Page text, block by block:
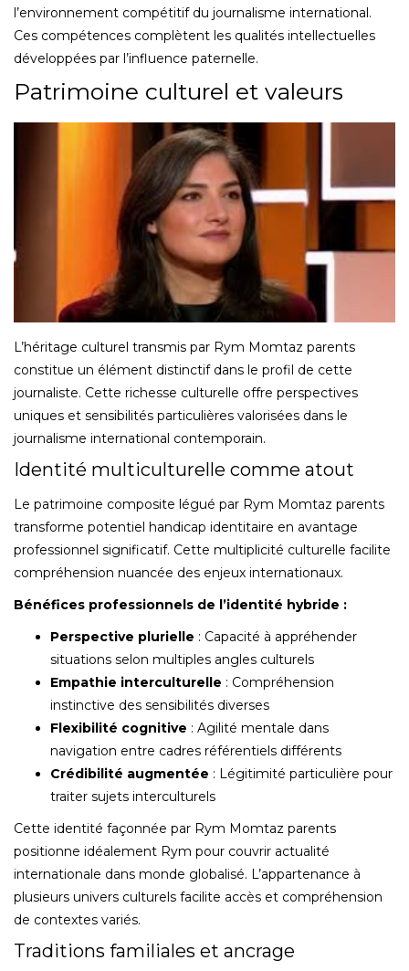
l’environnement compétitif du journalisme international.
Ces compétences complètent les qualités intellectuelles
développées par l’influence paternelle.
Patrimoine culturel et valeurs
L’héritage culturel transmis par Rym Momtaz parents
constitue un élément distinctif dans le profil de cette
journaliste. Cette richesse culturelle offre perspectives
uniques et sensibilités particulières valorisées dans le
journalisme international contemporain.
Identité multiculturelle comme atout
Le patrimoine composite légué par Rym Momtaz parents
transforme potentiel handicap identitaire en avantage
professionnel significatif. Cette multiplicité culturelle facilite
compréhension nuancée des enjeux internationaux.
Bénéfices professionnels de l’identité hybride :
Perspective plurielle : Capacité à appréhender
situations selon multiples angles culturels
Empathie interculturelle : Compréhension
instinctive des sensibilités diverses
Flexibilité cognitive : Agilité mentale dans
navigation entre cadres référentiels différents
Crédibilité augmentée : Légitimité particulière pour
traiter sujets interculturels
Cette identité façonnée par Rym Momtaz parents
positionne idéalement Rym pour couvrir actualité
internationale dans monde globalisé. L’appartenance à
plusieurs univers culturels facilite accès et compréhension
de contextes variés.
Traditions familiales et ancrage